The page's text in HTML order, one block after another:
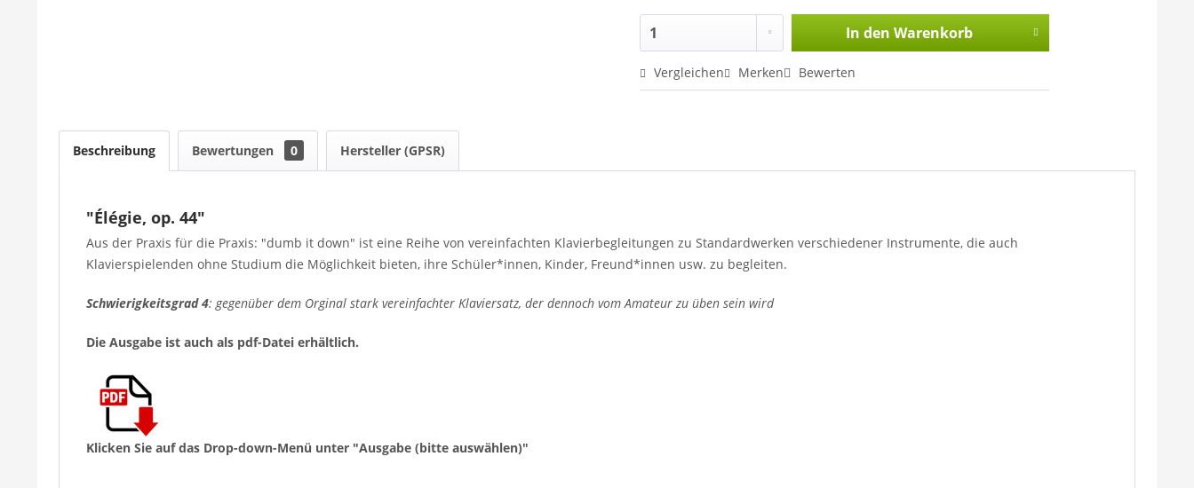
In den Warenkorb
Vergleichen Merken Bewerten
Beschreibung Bewertungen 0 Hersteller (GPSR)
"Élégie, op. 44"
Aus der Praxis für die Praxis: "dumb it down" ist eine Reihe von vereinfachten Klavierbegleitungen zu Standardwerken verschiedener Instrumente, die auch
Klavierspielenden ohne Studium die Möglichkeit bieten, ihre Schüler*innen, Kinder, Freund*innen usw. zu begleiten.
Schwierigkeitsgrad4: gegenüber dem Orginal stark vereinfachter Klaviersatz, der dennoch vom Amateur zu üben sein wird
Die Ausgabe ist auch als pdf-Datei erhältlich.
Klicken Sie auf das Drop-down-Menü unter "Ausgabe (bitte auswählen)"